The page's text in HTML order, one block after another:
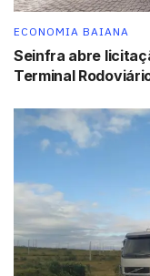
ECONOMIA BAIANA
Seinfra abre
Terminal